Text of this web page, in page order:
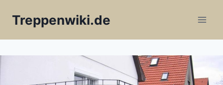
Treppenwiki.de